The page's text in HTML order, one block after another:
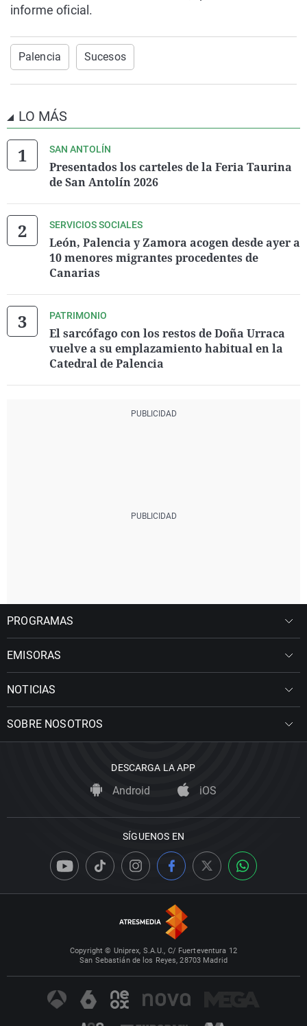
informe oficial.
Palencia Sucesos
LO MÁS
SAN ANTOLÍN
Presentados los carteles de la Feria Taurina
de San Antolín 2026
SERVICIOS SOCIALES
León, Palencia y Zamora acogen desde ayer a
10 menores migrantes procedentes de
Canarias
PATRIMONIO
El sarcófago con los restos de Doña Urraca
vuelve a su emplazamiento habitual en la
Catedral de Palencia
PROGRAMAS
EMISORAS
NOTICIAS
SOBRE NOSOTROS
DESCARGA LA APP
Android iOS
SÍGUENOS EN
Copyright © Uniprex, S.A.U., C/ Fuerteventura 12
San Sebastián de los Reyes, 28703 Madrid